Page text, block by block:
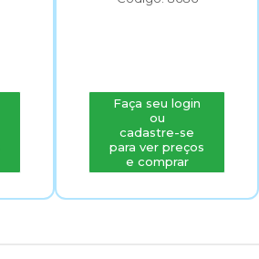
Faça seu login
ou
cadastre-se
para ver preços
e comprar